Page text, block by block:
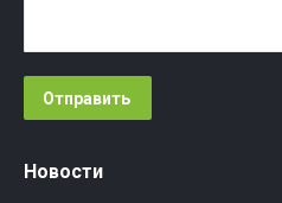
Отправить
Новости